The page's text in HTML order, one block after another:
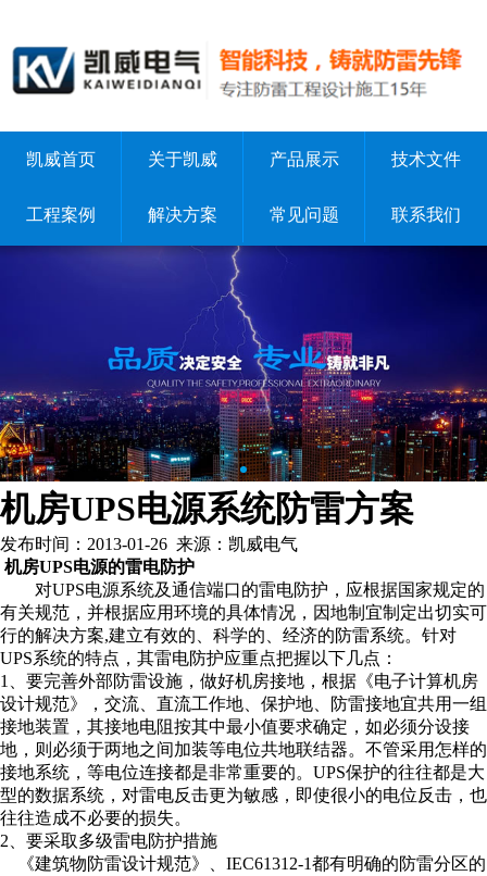
凯威首页 关于凯威 产品展示 技术文件
工程案例 解决方案 常见问题 联系我们
机房UPS电源系统防雷方案
发布时间：2013-01-26 来源：凯威电气
机房UPS电源的雷电防护
对UPS电源系统及通信端口的雷电防护，应根据国家规定的
有关规范，并根据应用环境的具体情况，因地制宜制定出切实可
行的解决方案,建立有效的、科学的、经济的防雷系统。针对
UPS系统的特点，其雷电防护应重点把握以下几点：
1、 要完善外部防雷设施，做好机房接地，根据《电子计算机房
设计规范》，交流、直流工作地、保护地、防雷接地宜共用一组
接地装置，其接地电阻按其中最小值要求确定，如必须分设接
地，则必须于两地之间加装等电位共地联结器。不管采用怎样的
接地系统，等电位连接都是非常重要的。 UPS保护的往往都是大
型的数据系统，对雷电反击更为敏感，即使很小的电位反击，也
往往造成不必要的损失。
2、 要采取多级雷电防护措施
《建筑物防雷设计规范》、 IEC61312-1都有明确的防雷分区的